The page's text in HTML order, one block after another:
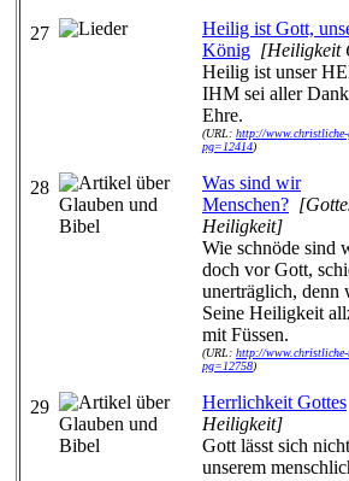
27
Heilig ist Gott,
König [Heiligkeit
Heilig ist unser
IHM sei aller
Ehre.
(URL: http://www.christliche-
pg=12414)
28
Was sind wir
Menschen?
Heiligkeit]
Wie schnöde sind
doch vor Gott,
unerträglich, denn
Seine Heiligkeit
mit Füssen.
(URL: http://www.christliche-
pg=12758)
29 Herrlichkeit Gottes
Heiligkeit]
Gott lässt sich
unserem